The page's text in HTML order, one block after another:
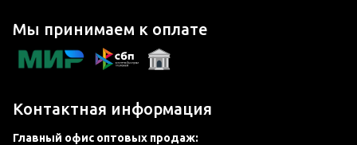
Мы принимаем к оплате
Контактная информация
Главный офис оптовых продаж: